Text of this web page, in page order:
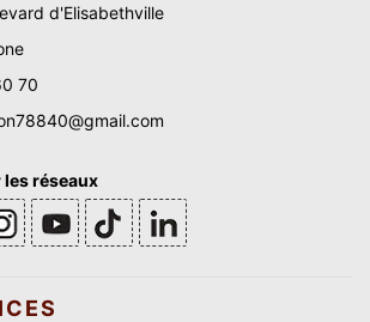
d'Elisabethville
70
réseaux